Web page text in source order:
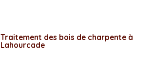
Traitement des bois de charpente à
Lahourcade